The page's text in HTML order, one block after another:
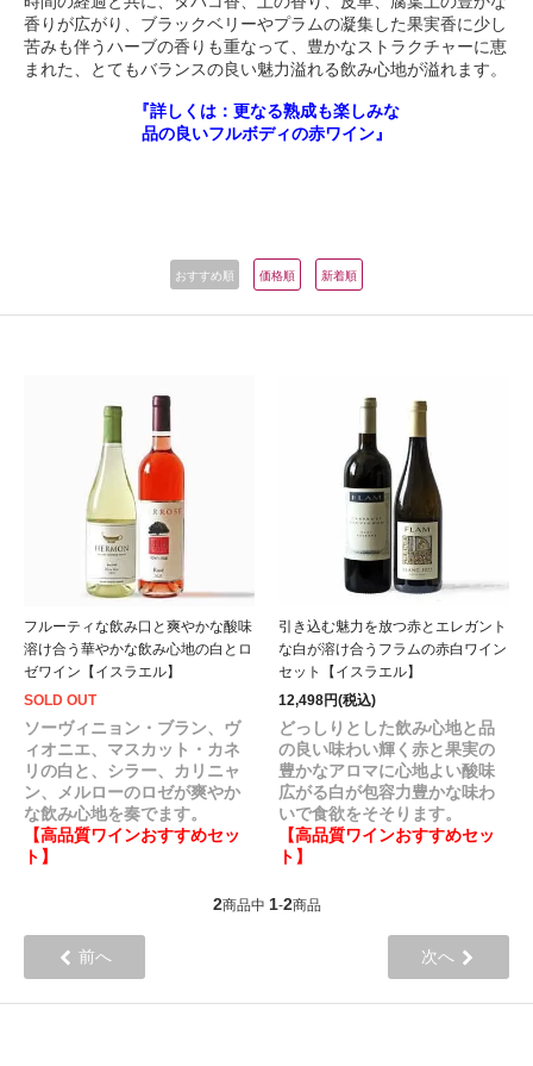
香りが広がり、ブラックベリーやプラムの凝集した果実香に少し
苦みも伴うハーブの香りも重なって、豊かなストラクチャーに恵
まれた、とてもバランスの良い魅力溢れる飲み心地が溢れます。
『詳しくは：更なる熟成も楽しみな
品の良いフルボディの赤ワイン』
おすすめ順 価格順 新着順
フルーティな飲み口と爽やかな酸味
溶け合う華やかな飲み心地の白とロ
ゼワイン【イスラエル】
SOLD OUT
ソーヴィニョン・ブラン、ヴ
ィオニエ、マスカット・カネ
リの白と、シラー、カリニャ
ン、メルローのロゼが爽やか
な飲み心地を奏でます。
【高品質ワインおすすめセッ
ト】
引き込む魅力を放つ赤とエレガント
な白が溶け合うフラムの赤白ワイン
セット【イスラエル】
12,498円(税込)
どっしりとした飲み心地と品
の良い味わい輝く赤と果実の
豊かなアロマに心地よい酸味
広がる白が包容力豊かな味わ
いで食欲をそそります。
【高品質ワインおすすめセッ
ト】
2商品中 1-2商品
前へ 次へ